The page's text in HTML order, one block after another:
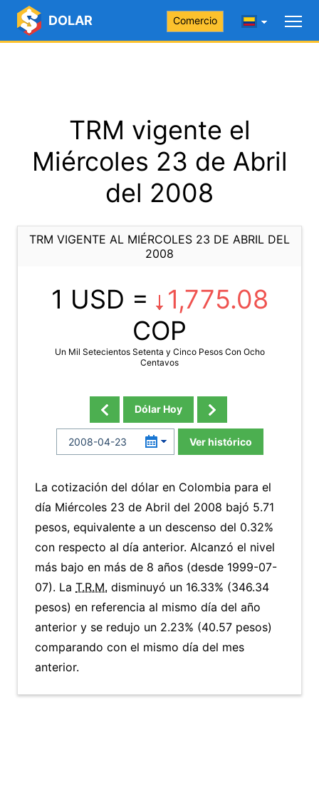
DOLAR Comercio
TRM vigente el
Miércoles 23 de Abril
del 2008
TRM VIGENTE AL MIÉRCOLES 23 DE ABRIL DEL
2008
1 USD =
1,775.08
COP
Un Mil Setecientos Setenta y Cinco Pesos Con Ocho
Centavos
Dólar Hoy
Ver histórico
La cotización del dólar en Colombia para el
día Miércoles 23 de Abril del 2008 bajó 5.71
pesos, equivalente a un descenso del 0.32%
con respecto al día anterior. Alcanzó el nivel
más bajo en más de 8 años (desde 1999-07-
07). La T.R.M. disminuyó un 16.33% (346.34
pesos) en referencia al mismo día del año
anterior y se redujo un 2.23% (40.57 pesos)
comparando con el mismo día del mes
anterior.